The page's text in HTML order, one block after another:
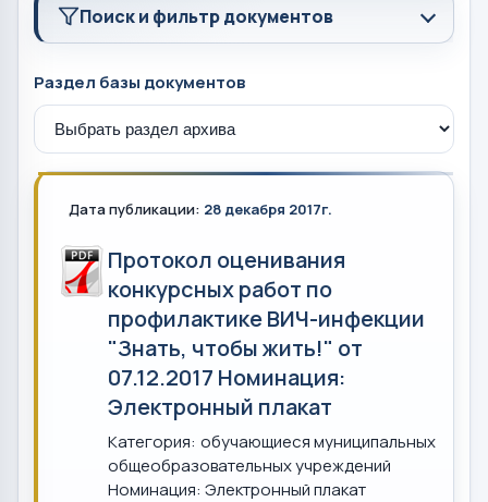
Поиск и фильтр документов
Раздел базы документов
Дата публикации: 28 декабря 2017г.
Протокол оценивания
конкурсных работ по
профилактике ВИЧ-инфекции
"Знать, чтобы жить!" от
07.12.2017 Номинация:
Электронный плакат
Категория: обучающиеся муниципальных
общеобразовательных учреждений
Номинация: Электронный плакат